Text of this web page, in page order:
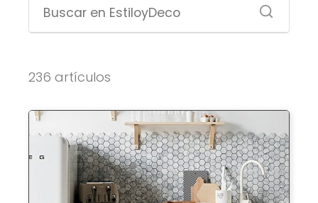
236 artículos